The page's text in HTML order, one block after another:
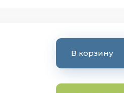
В корзину